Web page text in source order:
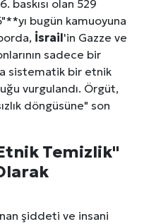
baskısı olan 529
bugün kamuoyuna
İsrail'in Gazze ve
sadece bir
sistematik bir etnik
vurgulandı. Örgüt,
döngüsüne" son
Temizlik"
şiddeti ve insani